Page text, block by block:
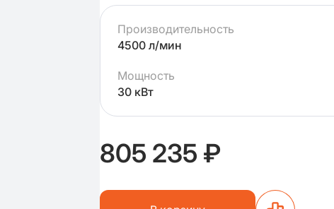
Производительность
4500 л/мин
Мощность
30 кВт
805 235 ₽